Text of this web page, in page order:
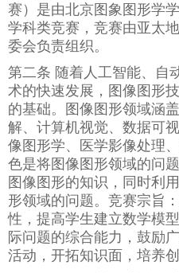
赛）是由北京图象图形学
学科类竞赛，竞赛由亚太
委会负责组织。
第二条 随着人工智能、自
术的快速发展，图像图形
的基础。图像图形领域涵
解、计算机视觉、数据可
像图形学、医学影像处理
色是将图像图形领域的问
图像图形的知识，同时利
形领域的问题。竞赛宗旨
性，提高学生建立数学模
际问题的综合能力，鼓励
活动，开拓知识面，培养